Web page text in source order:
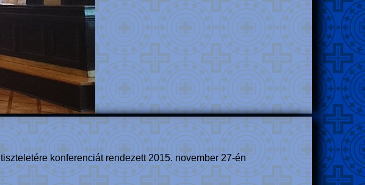
konferenciát rendezett 2015. november 27-én